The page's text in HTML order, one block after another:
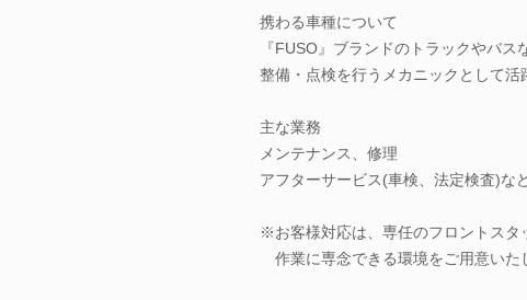
携わる車種について
『FUSO』ブランドのトラックやバス
整備・点検を行うメカニックとして活
主な業務
メンテナンス、修理
アフターサービス(車検、法定検査)な
※お客様対応は、専任のフロントスタ
作業に専念できる環境をご用意いた